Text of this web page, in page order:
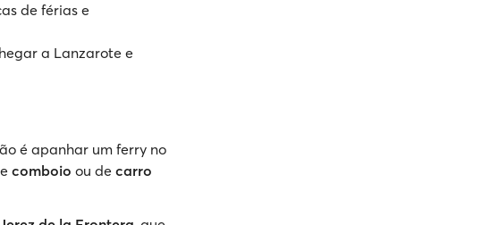
de férias e
a Lanzarote e
é apanhar um ferry no
comboio ou de carro